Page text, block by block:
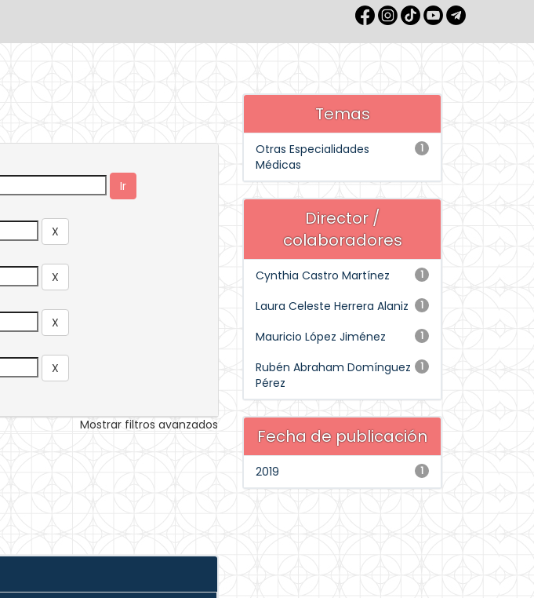
Mostrar filtros avanzados
Temas
1
Otras Especialidades
Médicas
Director /
colaboradores
1
Cynthia Castro Martínez
1
Laura Celeste Herrera Alaniz
1
Mauricio López Jiménez
1
Rubén Abraham Domínguez
Pérez
Fecha de publicación
1
2019